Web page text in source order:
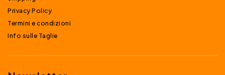
Privacy Policy
Termini e condizioni
Info sulle Taglie